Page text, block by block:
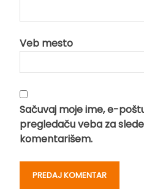
Veb mesto
Sačuvaj moje ime, e-
pregledaču veba za
komentarišem.